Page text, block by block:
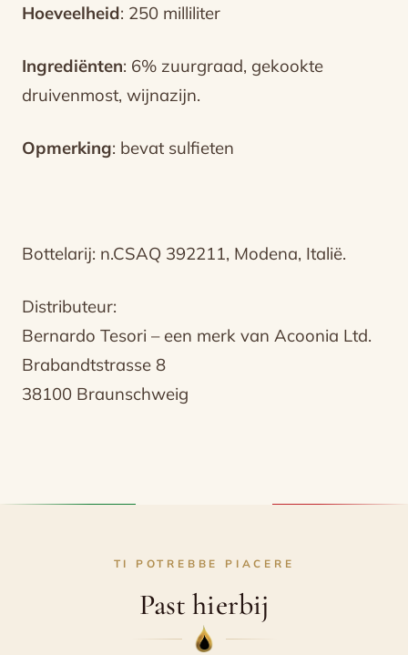
Hoeveelheid: 250 milliliter
Ingrediënten: 6% zuurgraad, gekookte
druivenmost, wijnazijn.
Opmerking: bevat sulfieten
Bottelarij: n.CSAQ 392211, Modena, Italië.
Distributeur:
Bernardo Tesori – een merk van Acoonia Ltd.
Brabandtstrasse 8
38100 Braunschweig
TI POTREBBE PIACERE
Past hierbij